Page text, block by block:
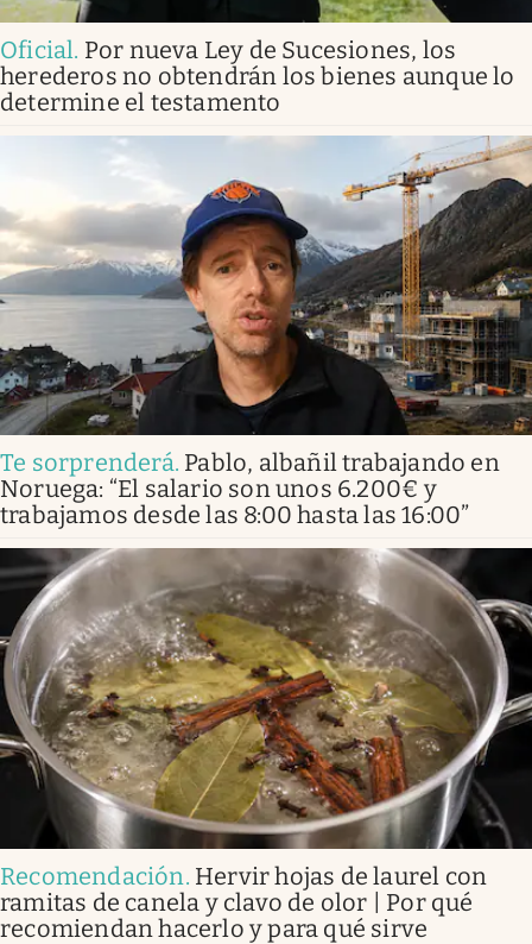
Oficial. Por nueva Ley de Sucesiones, los
herederos no obtendrán los bienes aunque lo
determine el testamento
Te sorprenderá. Pablo, albañil trabajando en
Noruega: “El salario son unos 6.200€ y
trabajamos desde las 8:00 hasta las 16:00”
Recomendación. Hervir hojas de laurel con
ramitas de canela y clavo de olor | Por qué
recomiendan hacerlo y para qué sirve